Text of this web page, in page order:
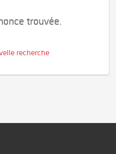
trouvée.
recherche